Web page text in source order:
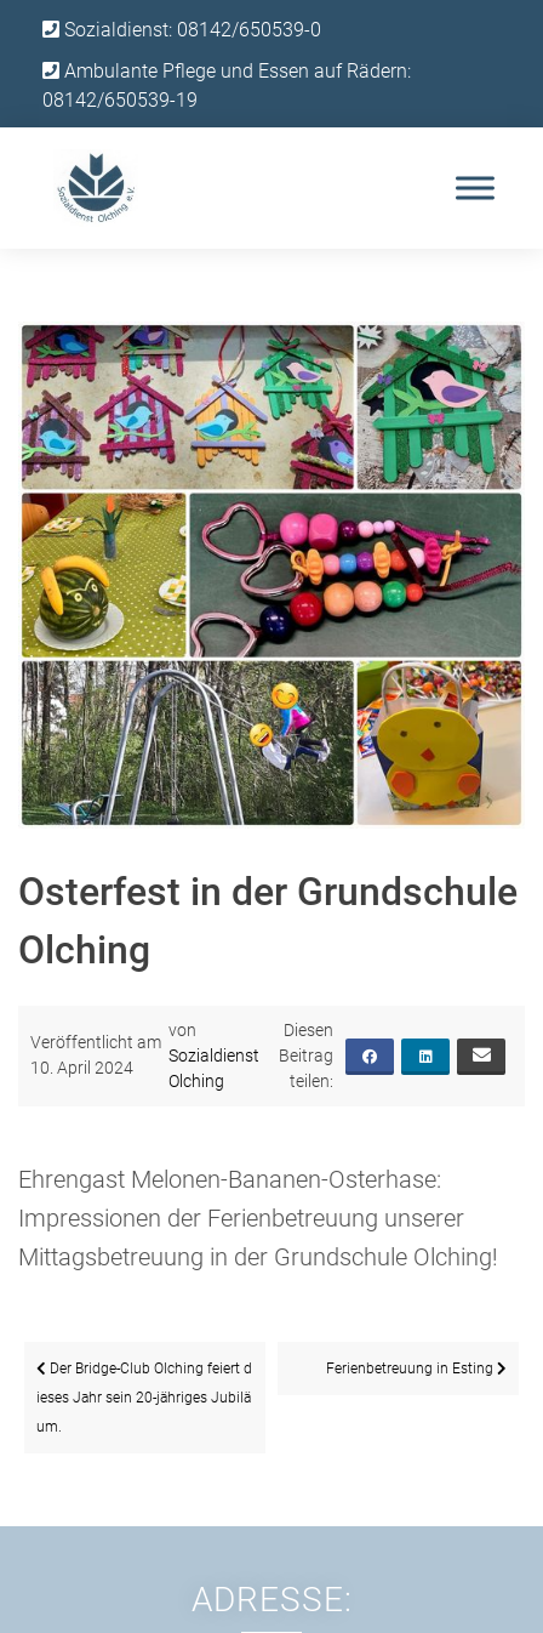
Sozialdienst: 08142/650539-0
Ambulante Pflege und Essen auf Rädern:
08142/650539-19
Osterfest in der Grundschule
Olching
Veröffentlicht am
10. April 2024
von
Sozialdienst
Olching
Ehrengast Melonen-Bananen-Osterhase:
Impressionen der Ferienbetreuung unserer
Mittagsbetreuung in der Grundschule Olching!
Beitragsnavigation
Der Bridge-Club Olching feiert d
ieses Jahr sein 20-jähriges Jubilä
um.
Ferienbetreuung in Esting
ADRESSE: